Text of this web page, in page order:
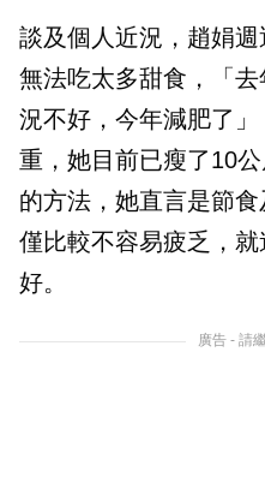
談及個人近況，趙娟
無法吃太多甜食，「
況不好，今年減肥了
重，她目前已瘦了10
的方法，她直言是節
僅比較不容易疲乏，
好。
廣告 - 請